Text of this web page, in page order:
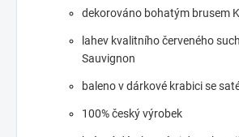
dekorováno bohatým brusem
lahev kvalitního červeného
Sauvignon
baleno v dárkové krabici se
100% český výrobek